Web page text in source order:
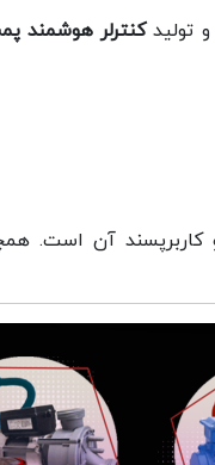
تولیدکنترلر هوشمند
کاربرپسند آن است.